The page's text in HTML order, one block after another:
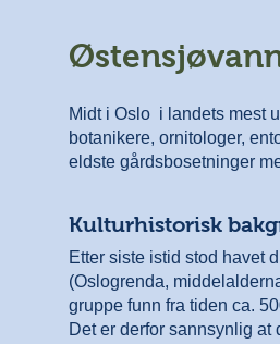
Midt i Oslo ­ i landets mest
botanikere, ornitologer,
eldste gårdsbosetninger
Kulturhistorisk
Etter siste istid stod havet
(Oslogrenda,
gruppe funn fra tiden ca.
Det er derfor sannsynlig